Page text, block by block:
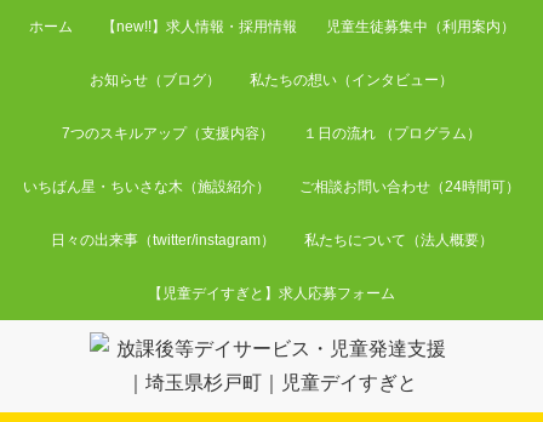
ホーム 【new!!】求人情報・採用情報 児童生徒募集中（利用案内）
お知らせ（ブログ） 私たちの想い（インタビュー）
7つのスキルアップ（支援内容） １日の流れ （プログラム）
いちばん星・ちいさな木（施設紹介） ご相談お問い合わせ（24時間可）
日々の出来事（twitter/instagram） 私たちについて（法人概要）
【児童デイすぎと】求人応募フォーム